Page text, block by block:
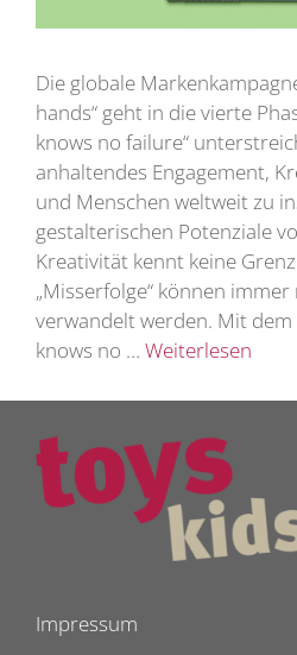
Die globale
hands“ geht in die vierte
knows no failure“
anhaltendes Engagement,
und Menschen weltweit zu
gestalterischen Potenziale
Kreativität kennt keine
„Misserfolge“ können
verwandelt werden. Mit
knows no … Weiterlesen
Impressum